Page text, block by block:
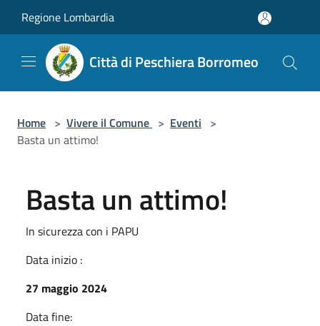
Regione Lombardia
Città di Peschiera Borromeo
Home > Vivere il Comune > Eventi >
Basta un attimo!
Basta un attimo!
In sicurezza con i PAPU
Data inizio :
27 maggio 2024
Data fine: